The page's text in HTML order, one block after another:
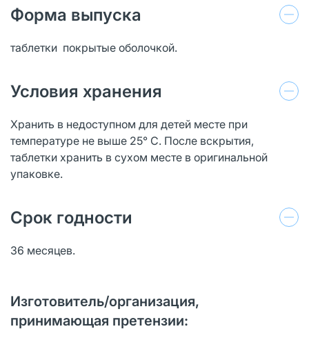
Форма выпуска
таблетки покрытые оболочкой.
Условия хранения
Хранить в недоступном для детей месте при
температуре не выше 25° С. После вскрытия,
таблетки хранить в сухом месте в оригинальной
упаковке.
Срок годности
36 месяцев.
Изготовитель/организация,
принимающая претензии: